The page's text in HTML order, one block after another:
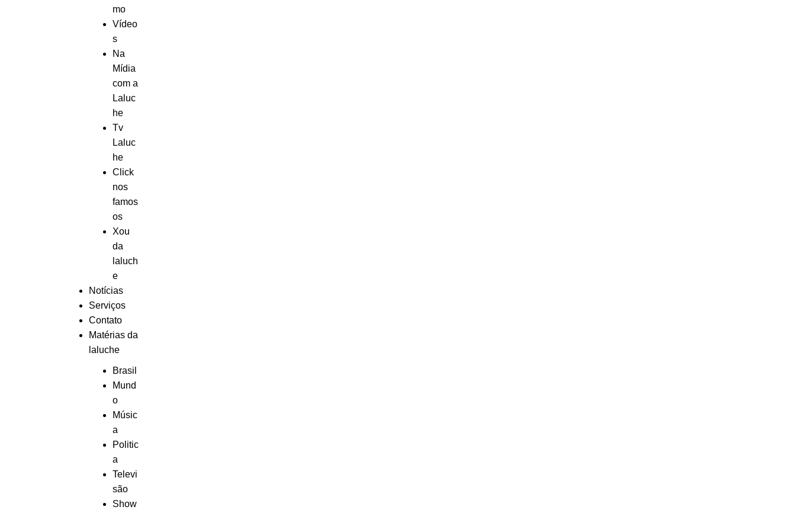
mo
Vídeo
s
Na
Mídia
com a
Laluc
he
Tv
Laluc
he
Click
nos
famos
os
Xou
da
laluch
e
Notícias
Serviços
Contato
Matérias da
laluche
Brasil
Mund
o
Músic
a
Politic
a
Televi
são
Show